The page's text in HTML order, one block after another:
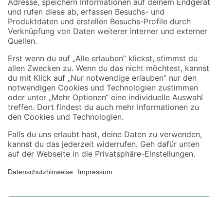
Zahlungsarten Versandarten
Sicher einkaufen
Jetzt die toom-App herunterladen
Alle Preisangaben in EUR inkl. gesetzl. MwSt.. Die dargestellten Angebote sind unter
Umständen nicht in allen Märkten verfügbar. Die angegebenen Verfügbarkeiten beziehen
Produkte nur solange der Vorrat reicht.
*Paketversand ab 59 € versandkostenfrei, gilt nicht für Artikel mit Speditionsversand, hier